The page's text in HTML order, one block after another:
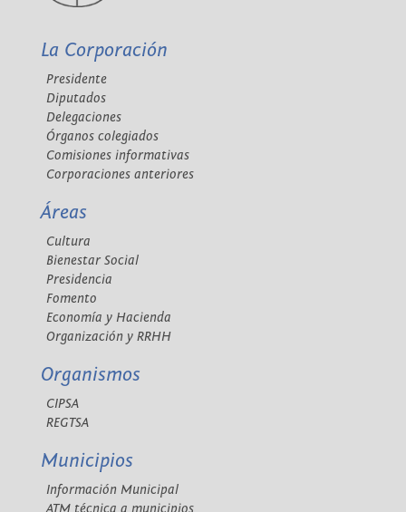
La Corporación
Presidente
Diputados
Delegaciones
Órganos colegiados
Comisiones informativas
Corporaciones anteriores
Áreas
Cultura
Bienestar Social
Presidencia
Fomento
Economía y Hacienda
Organización y RRHH
Organismos
CIPSA
REGTSA
Municipios
Información Municipal
ATM técnica a municipios